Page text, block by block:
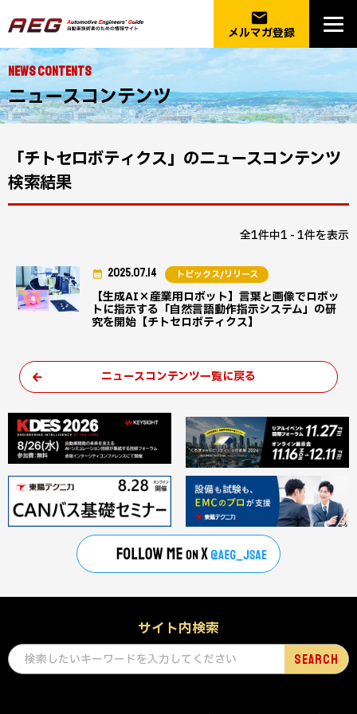
email
メルマガ登録
NEWS CONTENTS
ニュースコンテンツ
「チトセロボティクス」のニュースコンテンツ
検索結果
全1件中1 - 1件を表示
【生成AI×産業用ロボット】言葉と画像でロボッ
トに指示する「自然言語動作指示システム」の研
究を開始【チトセロボティクス】
2025.07.14 トピックス/リリース
ニュースコンテンツ一覧に戻る
サイト内検索